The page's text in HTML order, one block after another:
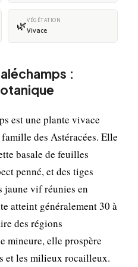
🌿VÉGÉTATION
Vivace
:
est une plante vivace
des Astéracées. Elle
basale de feuilles
penné, et des tiges
jaune vif réunies en
atteint généralement 30 à
des régions
mineure, elle prospère
et les milieux rocailleux.